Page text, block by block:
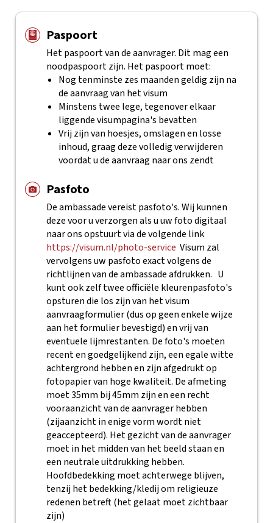
Paspoort
Het paspoort van de aanvrager. Dit mag een
noodpaspoort zijn. Het paspoort moet:
Nog tenminste zes maanden geldig zijn na
de aanvraag van het visum
Minstens twee lege, tegenover elkaar
liggende visumpagina's bevatten
Vrij zijn van hoesjes, omslagen en losse
inhoud, graag deze volledig verwijderen
voordat u de aanvraag naar ons zendt
Pasfoto
De ambassade vereist pasfoto's. Wij kunnen
deze voor u verzorgen als u uw foto digitaal
naar ons opstuurt via de volgende link
https://visum.nl/photo-service Visum zal
vervolgens uw pasfoto exact volgens de
richtlijnen van de ambassade afdrukken. U
kunt ook zelf twee officiële kleurenpasfoto's
opsturen die los zijn van het visum
aanvraagformulier (dus op geen enkele wijze
aan het formulier bevestigd) en vrij van
eventuele lijmrestanten. De foto's moeten
recent en goedgelijkend zijn, een egale witte
achtergrond hebben en zijn afgedrukt op
fotopapier van hoge kwaliteit. De afmeting
moet 35mm bij 45mm zijn en een recht
vooraanzicht van de aanvrager hebben
(zijaanzicht in enige vorm wordt niet
geaccepteerd). Het gezicht van de aanvrager
moet in het midden van het beeld staan en
een neutrale uitdrukking hebben.
Hoofdbedekking moet achterwege blijven,
tenzij het bedekking/kledij om religieuze
redenen betreft (het gelaat moet zichtbaar
zijn)